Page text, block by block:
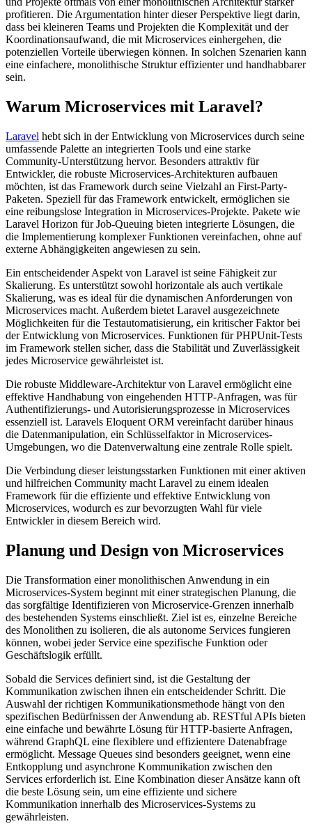
profitieren. Die Argumentation hinter dieser Perspektive liegt darin,
dass bei kleineren Teams und Projekten die Komplexität und der
Koordinationsaufwand, die mit Microservices einhergehen, die
potenziellen Vorteile überwiegen können. In solchen Szenarien kann
eine einfachere, monolithische Struktur effizienter und handhabbarer
sein.
Warum Microservices mit Laravel?
Laravel hebt sich in der Entwicklung von Microservices durch seine
umfassende Palette an integrierten Tools und eine starke
Community-Unterstützung hervor. Besonders attraktiv für
Entwickler, die robuste Microservices-Architekturen aufbauen
möchten, ist das Framework durch seine Vielzahl an First-Party-
Paketen. Speziell für das Framework entwickelt, ermöglichen sie
eine reibungslose Integration in Microservices-Projekte. Pakete wie
Laravel Horizon für Job-Queuing bieten integrierte Lösungen, die
die Implementierung komplexer Funktionen vereinfachen, ohne auf
externe Abhängigkeiten angewiesen zu sein.
Ein entscheidender Aspekt von Laravel ist seine Fähigkeit zur
Skalierung. Es unterstützt sowohl horizontale als auch vertikale
Skalierung, was es ideal für die dynamischen Anforderungen von
Microservices macht. Außerdem bietet Laravel ausgezeichnete
Möglichkeiten für die Testautomatisierung, ein kritischer Faktor bei
der Entwicklung von Microservices. Funktionen für PHPUnit-Tests
im Framework stellen sicher, dass die Stabilität und Zuverlässigkeit
jedes Microservice gewährleistet ist.
Die robuste Middleware-Architektur von Laravel ermöglicht eine
effektive Handhabung von eingehenden HTTP-Anfragen, was für
Authentifizierungs- und Autorisierungsprozesse in Microservices
essenziell ist. Laravels Eloquent ORM vereinfacht darüber hinaus
die Datenmanipulation, ein Schlüsselfaktor in Microservices-
Umgebungen, wo die Datenverwaltung eine zentrale Rolle spielt.
Die Verbindung dieser leistungsstarken Funktionen mit einer aktiven
und hilfreichen Community macht Laravel zu einem idealen
Framework für die effiziente und effektive Entwicklung von
Microservices, wodurch es zur bevorzugten Wahl für viele
Entwickler in diesem Bereich wird.
Planung und Design von Microservices
Die Transformation einer monolithischen Anwendung in ein
Microservices-System beginnt mit einer strategischen Planung, die
das sorgfältige Identifizieren von Microservice-Grenzen innerhalb
des bestehenden Systems einschließt. Ziel ist es, einzelne Bereiche
des Monolithen zu isolieren, die als autonome Services fungieren
können, wobei jeder Service eine spezifische Funktion oder
Geschäftslogik erfüllt.
Sobald die Services definiert sind, ist die Gestaltung der
Kommunikation zwischen ihnen ein entscheidender Schritt. Die
Auswahl der richtigen Kommunikationsmethode hängt von den
spezifischen Bedürfnissen der Anwendung ab. RESTful APIs bieten
eine einfache und bewährte Lösung für HTTP-basierte Anfragen,
während GraphQL eine flexiblere und effizientere Datenabfrage
ermöglicht. Message Queues sind besonders geeignet, wenn eine
Entkopplung und asynchrone Kommunikation zwischen den
Services erforderlich ist. Eine Kombination dieser Ansätze kann oft
die beste Lösung sein, um eine effiziente und sichere
Kommunikation innerhalb des Microservices-Systems zu
gewährleisten.